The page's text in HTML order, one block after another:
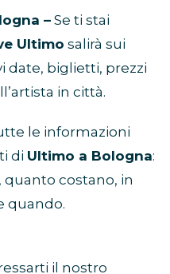
– Se ti stai
Ultimo salirà sui
date, biglietti, prezzi
in città.
le informazioni
di Ultimo a Bologna:
costano, in
quando.
il nostro